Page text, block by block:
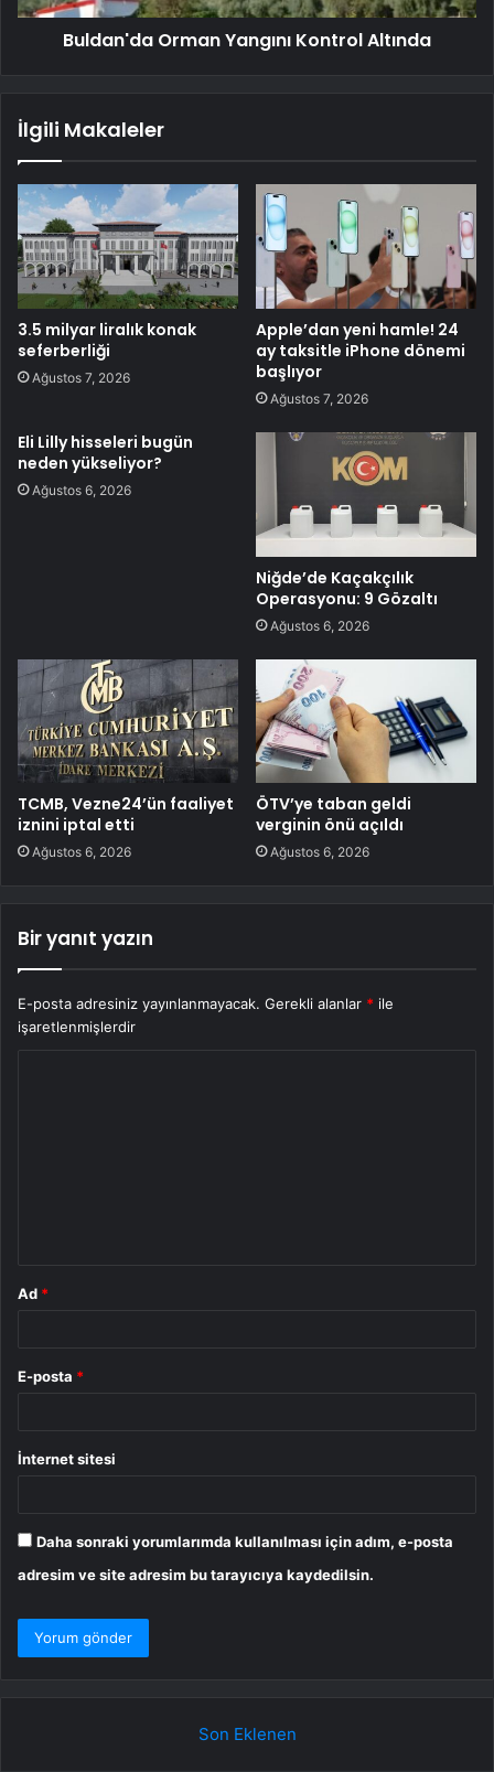
Buldan'da Orman Yangını Kontrol Altında
İlgili Makaleler
3.5 milyar liralık konak
seferberliği
Ağustos 7, 2026
Apple’dan yeni hamle! 24
ay taksitle iPhone dönemi
başlıyor
Ağustos 7, 2026
Eli Lilly hisseleri bugün
neden yükseliyor?
Ağustos 6, 2026
Niğde’de Kaçakçılık
Operasyonu: 9 Gözaltı
Ağustos 6, 2026
TCMB, Vezne24’ün faaliyet
iznini iptal etti
Ağustos 6, 2026
ÖTV’ye taban geldi
verginin önü açıldı
Ağustos 6, 2026
Bir yanıt yazın
E-posta adresiniz yayınlanmayacak. Gerekli alanlar * ile
işaretlenmişlerdir
Ad *
E-posta *
İnternet sitesi
Daha sonraki yorumlarımda kullanılması için adım, e-posta
adresim ve site adresim bu tarayıcıya kaydedilsin.
Son Eklenen